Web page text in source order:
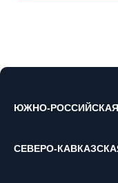
ЮЖНО-
СЕВЕРО-